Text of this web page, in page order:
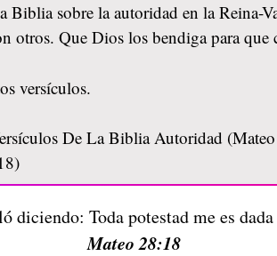
sobre la autoridad en la Reina-
otros. Que Dios los bendiga para
versículos.
diciendo: Toda potestad me es
Mateo 28:18